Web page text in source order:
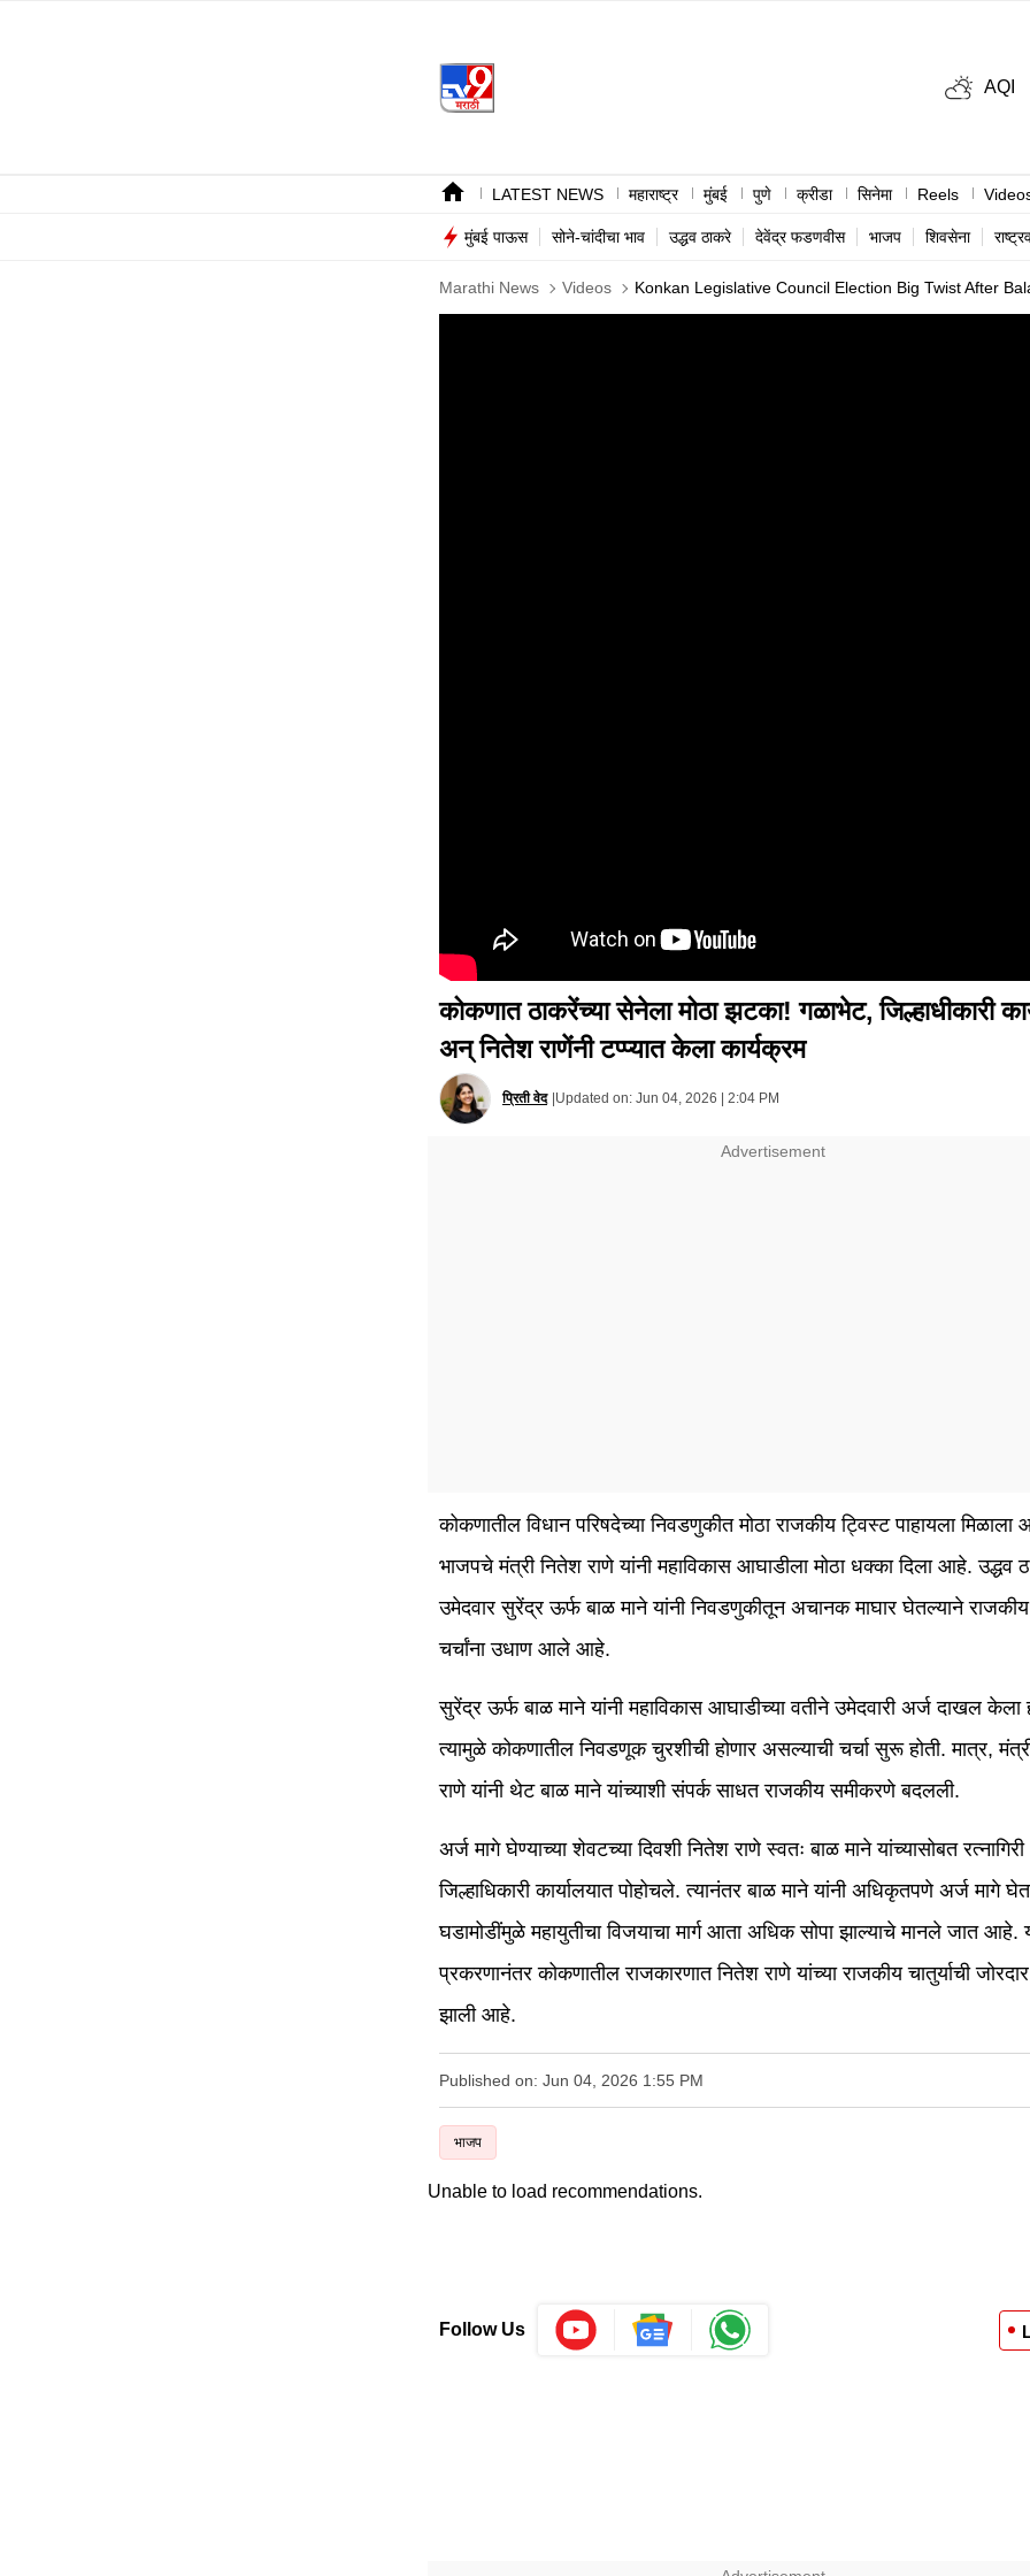
AQI
LATEST NEWS महाराष्ट्र मुंबई पुणे क्रीडा सिनेमा Reels
मुंबई पाऊस सोने-चांदीचा भाव उद्धव ठाकरे देवेंद्र फडणवीस भाजप शिवसेना
Marathi News Videos Konkan Legislative Council Election Big Twist After
कोकणात ठाकरेंच्या सेनेला मोठा झटका! गळाभेट, जिल्हाधीकारी
अन् नितेश राणेंनी टप्प्यात केला कार्यक्रम
प्रिती वेद Updated on: Jun 04, 2026 | 2:04 PM
कोकणातील विधान परिषदेच्या निवडणुकीत मोठा राजकीय ट्विस्ट पाहायला मिळाला
भाजपचे मंत्री नितेश राणे यांनी महाविकास आघाडीला मोठा धक्का दिला आहे. उद्धव
उमेदवार सुरेंद्र ऊर्फ बाळ माने यांनी निवडणुकीतून अचानक माघार घेतल्याने राजकीय
चर्चांना उधाण आले आहे.
सुरेंद्र ऊर्फ बाळ माने यांनी महाविकास आघाडीच्या वतीने उमेदवारी अर्ज दाखल केला
त्यामुळे कोकणातील निवडणूक चुरशीची होणार असल्याची चर्चा सुरू होती. मात्र,
राणे यांनी थेट बाळ माने यांच्याशी संपर्क साधत राजकीय समीकरणे बदलली.
अर्ज मागे घेण्याच्या शेवटच्या दिवशी नितेश राणे स्वतः बाळ माने यांच्यासोबत रत्नागिरी
जिल्हाधिकारी कार्यालयात पोहोचले. त्यानंतर बाळ माने यांनी अधिकृतपणे अर्ज मागे
घडामोडींमुळे महायुतीचा विजयाचा मार्ग आता अधिक सोपा झाल्याचे मानले जात आहे.
प्रकरणानंतर कोकणातील राजकारणात नितेश राणे यांच्या राजकीय चातुर्याची
झाली आहे.
Published on: Jun 04, 2026 1:55 PM
भाजप
Unable to load recommendations.
Follow Us